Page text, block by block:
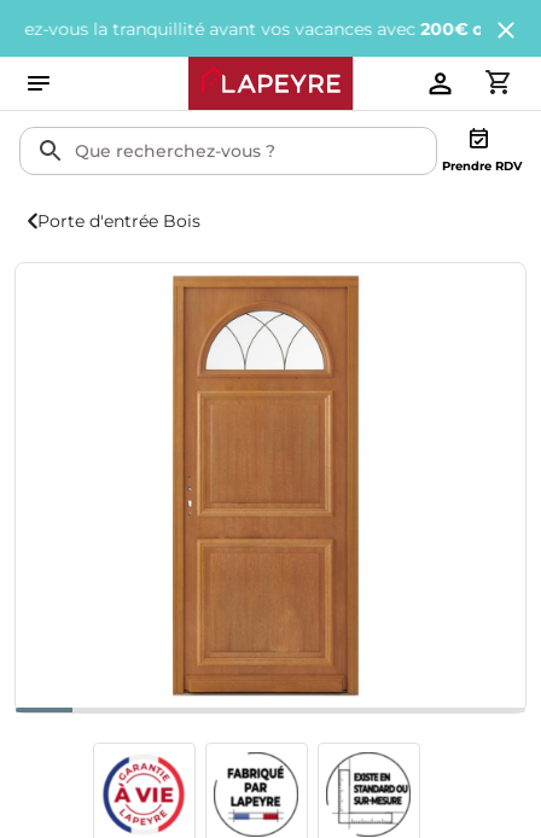
la tranquillité avant vos vacances avec200€ offertstous
Prendre RDV
Porte d'entrée Bois